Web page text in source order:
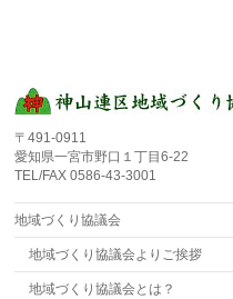
〒491-0911
愛知県一宮市野口１丁目6-22
TEL/FAX 0586-43-3001
地域づくり協議会
地域づくり協議会よりご挨拶
地域づくり協議会とは？